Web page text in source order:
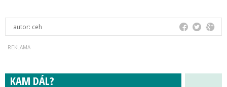
autor: ceh
KAM DÁL?